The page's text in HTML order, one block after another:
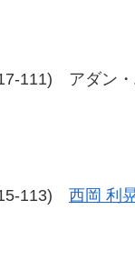
111) アダン・
113) 西岡 利